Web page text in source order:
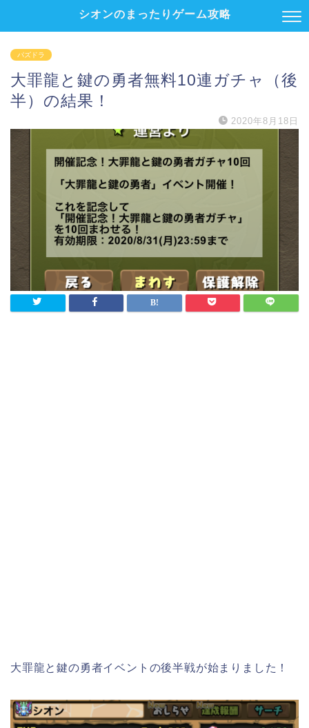
シオンのまったりゲーム攻略
パズドラ
大罪龍と鍵の勇者無料10連ガチャ（後
半）の結果！
2020年8月18日
大罪龍と鍵の勇者イベントの後半戦が始まりました！